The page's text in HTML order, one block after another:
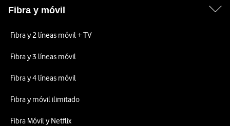
Fibra y móvil
Fibra y 2 líneas móvil + TV
Fibra y 3 líneas móvil
Fibra y 4 líneas móvil
Fibra y móvil ilimitado
Fibra Móvil y Netflix